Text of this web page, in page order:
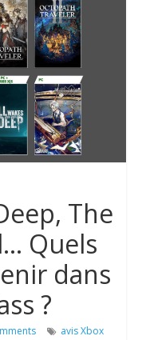
The
Quels
dans
?
avis Xbox